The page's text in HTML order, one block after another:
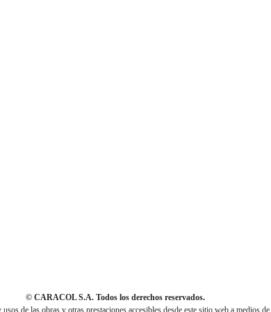
© CARACOL S.A. Todos los derechos reservados.
de las obras y otras prestaciones accesibles desde este sitio web a medios